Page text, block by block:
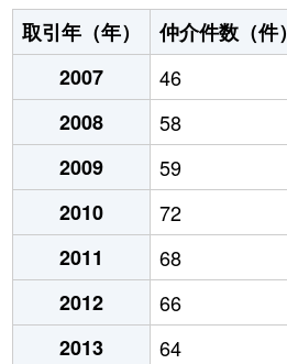
取引年（年）
仲介件数（件）
2007
46
2008
58
2009
59
2010
72
2011
68
2012
66
2013
64